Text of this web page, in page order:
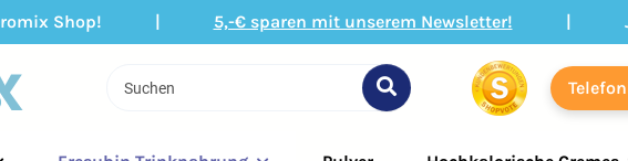
Shop! | 5,-€ sparen mit unserem Newsletter! |